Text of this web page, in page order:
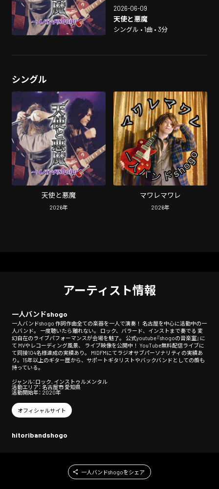
2026-06-09
天使と悪魔
シングル • 1曲 • 3分
シングル
天使と悪魔
2026年
マワレマワレ
2026年
アーティスト情報
一人バンドshogo
一人バンドshogo 作詞作曲全ての楽器を一人で演奏！ 名古屋を中心に活動中の一
人バンド。 一度聴いたら離れない。 ロック、バラード、インストまで奏でる 変
幻自在のライブパフォーマンスが会場を魅了。 公式youtube『shogoの音楽室』に
て MVやレコーディング風景、 ライブ映像を公開中！ YouTube無料配信ライブに
て同接104名様達成の実績あり。 MIDFMにてラジオサブパーソナリティの実績あ
り。15年以上のギター歴から、サポートギタリストやバックバンドとしての顔も
持っている。
ジャンル：ロック, インストゥルメンタル
活動エリア： 名古屋市 愛知県
活動開始年： 2020年
オフィシャルサイト
hitoribandshogo
一人バンドshogoをシェア